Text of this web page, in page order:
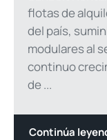
flotas de
del país,
modulares al
continuo
de ...
Continúa